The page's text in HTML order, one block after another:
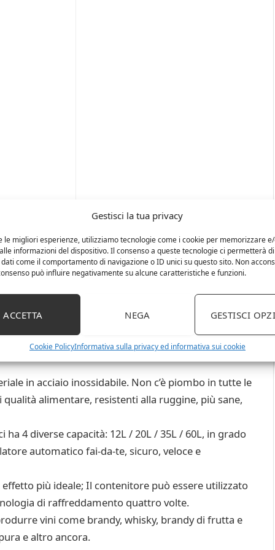
Gestisci la tua privacy
le migliori esperienze, utilizziamo tecnologie come i cookie per memorizzare
informazioni del dispositivo. Il consenso a queste tecnologie ci permetterà di
come il comportamento di navigazione o ID unici su questo sito. Non
può influire negativamente su alcune caratteristiche e funzioni.
ACCETTA NEGA GESTISCI
Cookie PolicyInformativa sulla privacy ed informativa sui cookie
oli essenziali al chiaro di luna, è ampiamente
/ laboratorio / giardino botanico / bellezza e
in acciaio inossidabile. Non c’è piombo in tutte le
alimentare, resistenti alla ruggine, più sane,
4 diverse capacità: 12L / 20L / 35L / 60L, in grado
automatico fai-da-te, sicuro, veloce e
più ideale; Il contenitore può essere utilizzato
di raffreddamento quattro volte.
vini come brandy, whisky, brandy di frutta e
e altro ancora.